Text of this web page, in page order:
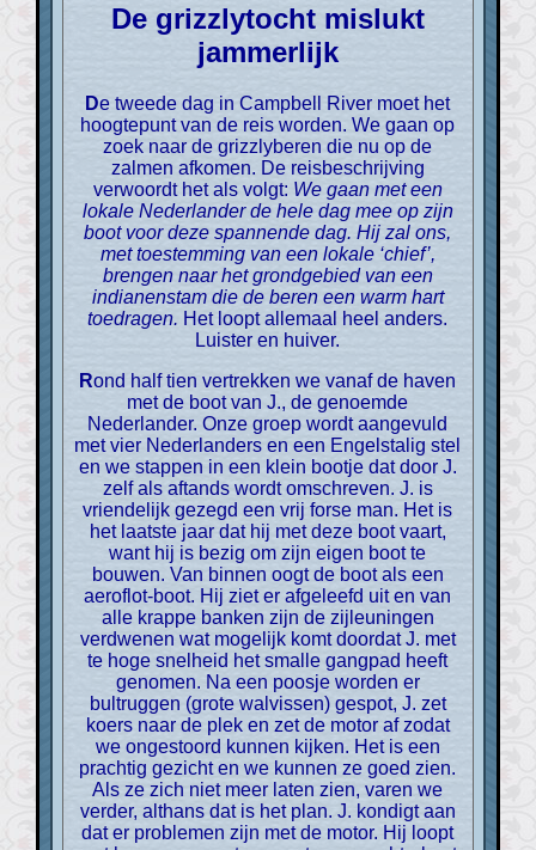
De grizzlytocht mislukt
jammerlijk
De tweede dag in Campbell River moet het
hoogtepunt van de reis worden. We gaan op
zoek naar de grizzlyberen die nu op de
zalmen afkomen. De reisbeschrijving
verwoordt het als volgt: We gaan met een
lokale Nederlander de hele dag mee op zijn
boot voor deze spannende dag. Hij zal ons,
met toestemming van een lokale ‘chief’,
brengen naar het grondgebied van een
indianenstam die de beren een warm hart
toedragen. Het loopt allemaal heel anders.
Luister en huiver.
Rond half tien vertrekken we vanaf de haven
met de boot van J., de genoemde
Nederlander. Onze groep wordt aangevuld
met vier Nederlanders en een Engelstalig stel
en we stappen in een klein bootje dat door J.
zelf als aftands wordt omschreven. J. is
vriendelijk gezegd een vrij forse man. Het is
het laatste jaar dat hij met deze boot vaart,
want hij is bezig om zijn eigen boot te
bouwen. Van binnen oogt de boot als een
aeroflot-boot. Hij ziet er afgeleefd uit en van
alle krappe banken zijn de zijleuningen
verdwenen wat mogelijk komt doordat J. met
te hoge snelheid het smalle gangpad heeft
genomen. Na een poosje worden er
bultruggen (grote walvissen) gespot, J. zet
koers naar de plek en zet de motor af zodat
we ongestoord kunnen kijken. Het is een
prachtig gezicht en we kunnen ze goed zien.
Als ze zich niet meer laten zien, varen we
verder, althans dat is het plan. J. kondigt aan
dat er problemen zijn met de motor. Hij loopt